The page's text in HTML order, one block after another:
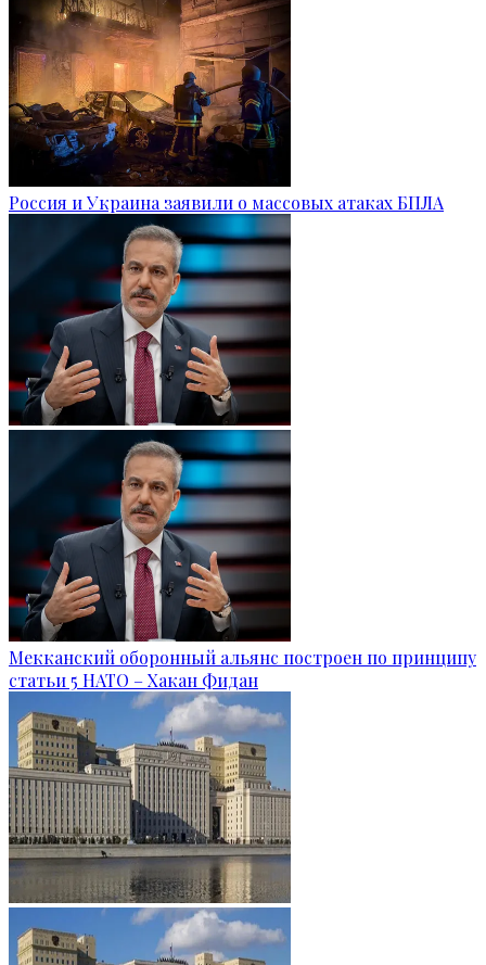
Россия и Украина заявили о массовых атаках БПЛА
Мекканский оборонный альянс построен по принципу
статьи 5 НАТО – Хакан Фидан